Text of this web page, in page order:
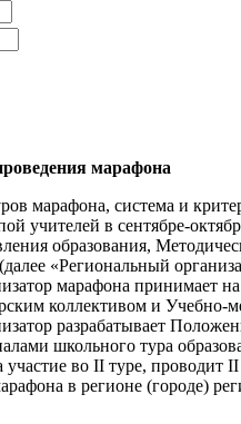
марафона
марафона, система и
учителей в сентябре-
образования,
«Региональный
марафона принимает
коллективом и Учебно-
разрабатывает
школьного тура
участие во II туре, проводит
в регионе (городе)